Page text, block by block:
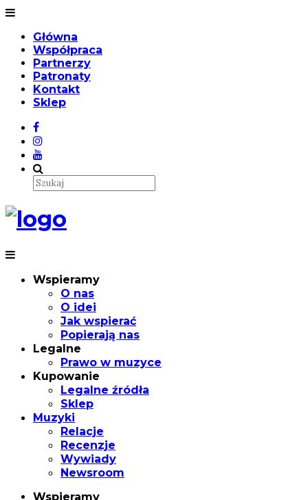
Główna
Współpraca
Partnerzy
Patronaty
Kontakt
Sklep
Wspieramy
O nas
O idei
Jak wspierać
Popierają nas
Legalne
Prawo w muzyce
Kupowanie
Legalne źródła
Sklep
Muzyki
Relacje
Recenzje
Wywiady
Newsroom
Wspieramy